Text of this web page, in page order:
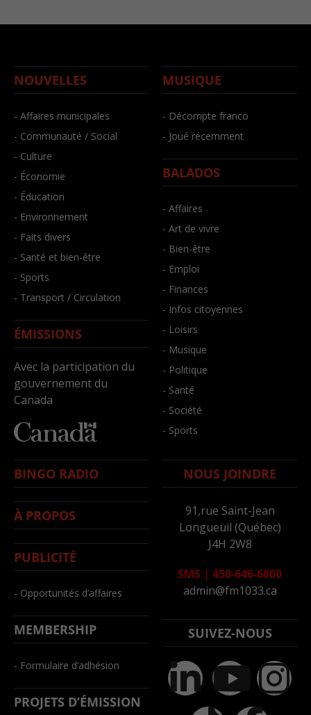
NOUVELLES
- Affaires municipales
- Communauté / Social
- Culture
- Économie
- Éducation
- Environnement
- Faits divers
- Santé et bien-être
- Sports
- Transport / Circulation
ÉMISSIONS
Avec la participation du
gouvernement du
Canada
MUSIQUE
- Décompte franco
- Joué récemment
BALADOS
- Affaires
- Art de vivre
- Bien-être
- Emploi
- Finances
- Infos citoyennes
- Loisirs
- Musique
- Politique
- Santé
- Société
- Sports
BINGO RADIO
À PROPOS
PUBLICITÉ
- Opportunités d’affaires
MEMBERSHIP
- Formulaire d’adhésion
PROJETS D’ÉMISSION
NOUS JOINDRE
91,rue Saint-Jean
Longueuil (Québec)
J4H 2W8
SMS | 450-646-6800
admin@fm1033.ca
SUIVEZ-NOUS